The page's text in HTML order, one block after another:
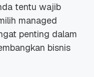
tentu wajib
managed
penting dalam
bisnis